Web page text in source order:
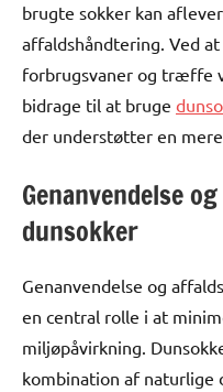
brugte sokker kan
affaldshåndtering. Ved
forbrugsvaner og træffe
bidrage til at bruge
der understøtter en
Genanvendelse
dunsokker
Genanvendelse og
en central rolle i at
miljøpåvirkning.
kombination af naturlige